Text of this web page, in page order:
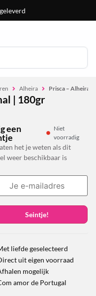
Alheira Prisca – Alheira
| 180gr
een
Niet
voorradig
het je weten als dit
weer beschikbaar is
Seintje!
liefde geselecteerd
uit eigen voorraad
mogelijk
amor de Portugal